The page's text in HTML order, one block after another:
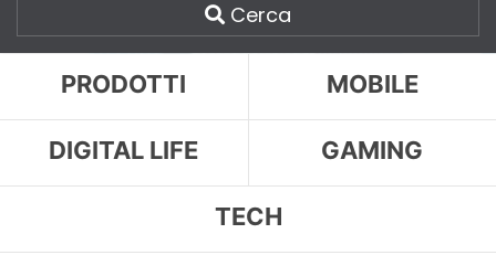
Cerca
PRODOTTI MOBILE
DIGITAL LIFE GAMING
TECH